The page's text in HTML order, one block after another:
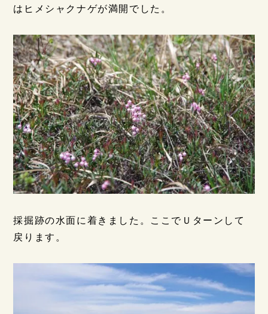
はヒメシャクナゲが満開でした。
採掘跡の水面に着きました。ここでＵターンして
戻ります。